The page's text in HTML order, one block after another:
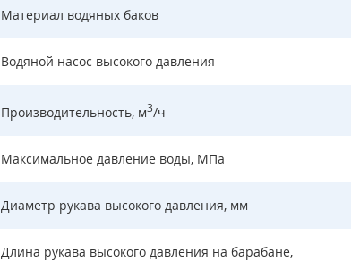
Материал водяных баков
Водяной насос высокого давления
Производительность, м3/ч
Максимальное давление воды, МПа
Диаметр рукава высокого давления, мм
Длина рукава высокого давления на барабане,